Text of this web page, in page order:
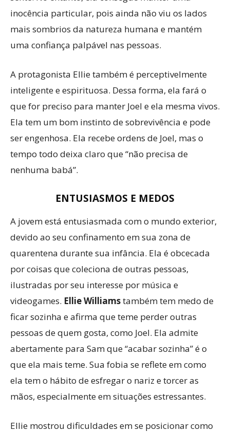
inocência particular, pois ainda não viu os lados
mais sombrios da natureza humana e mantém
uma confiança palpável nas pessoas.
A protagonista Ellie também é perceptivelmente
inteligente e espirituosa. Dessa forma, ela fará o
que for preciso para manter Joel e ela mesma vivos.
Ela tem um bom instinto de sobrevivência e pode
ser engenhosa. Ela recebe ordens de Joel, mas o
tempo todo deixa claro que “não precisa de
nenhuma babá”.
ENTUSIASMOS E MEDOS
A jovem está entusiasmada com o mundo exterior,
devido ao seu confinamento em sua zona de
quarentena durante sua infância. Ela é obcecada
por coisas que coleciona de outras pessoas,
ilustradas por seu interesse por música e
videogames. Ellie Williamstambém tem medo de
ficar sozinha e afirma que teme perder outras
pessoas de quem gosta, como Joel. Ela admite
abertamente para Sam que “acabar sozinha” é o
que ela mais teme. Sua fobia se reflete em como
ela tem o hábito de esfregar o nariz e torcer as
mãos, especialmente em situações estressantes.
Ellie mostrou dificuldades em se posicionar como